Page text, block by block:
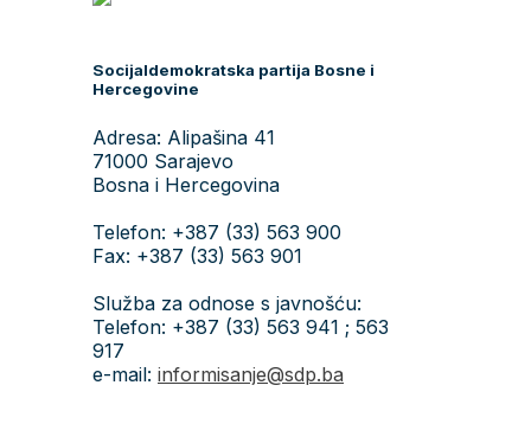
Socijaldemokratska partija Bosne i
Hercegovine
Adresa: Alipašina 41
71000 Sarajevo
Bosna i Hercegovina
Telefon: +387 (33) 563 900
Fax: +387 (33) 563 901
Služba za odnose s javnošću:
Telefon: +387 (33) 563 941 ; 563
917
e-mail: informisanje@sdp.ba